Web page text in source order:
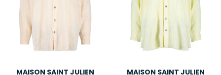
MAISON SAINT JULIEN MAISON SAINT JULIEN